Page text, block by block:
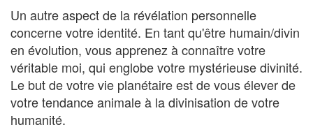
Un autre aspect de la révélation personnelle
concerne votre identité. En tant qu'être humain/divin
en évolution, vous apprenez à connaître votre
véritable moi, qui englobe votre mystérieuse divinité.
Le but de votre vie planétaire est de vous élever de
votre tendance animale à la divinisation de votre
humanité.